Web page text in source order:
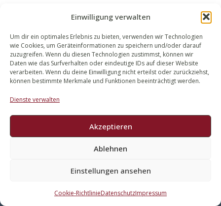
Einwilligung verwalten
Um dir ein optimales Erlebnis zu bieten, verwenden wir Technologien
wie Cookies, um Geräteinformationen zu speichern und/oder darauf
zuzugreifen. Wenn du diesen Technologien zustimmst, können wir
Daten wie das Surfverhalten oder eindeutige IDs auf dieser Website
verarbeiten. Wenn du deine Einwilligung nicht erteilst oder zurückziehst,
können bestimmte Merkmale und Funktionen beeinträchtigt werden.
Dienste verwalten
Akzeptieren
Ablehnen
Einstellungen ansehen
Cookie-RichtlinieDatenschutzImpressum
Walek Rechtsanwälte Partnerschaft,
groh@walek-rechtsanwaelte.de
Nehmen Sie jetzt Kontakt auf– wir melden
uns schnell und unkompliziert zurück.
Schildern Sie uns kurz Ihren Sachverhalt,
und wir klären gemeinsam, welcher
WALEK RECHTSANWÄLT​​E